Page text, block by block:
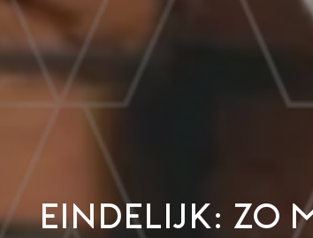
Eindelijk: zo